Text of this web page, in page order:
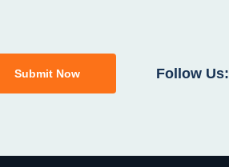
Submit Now Follow Us: